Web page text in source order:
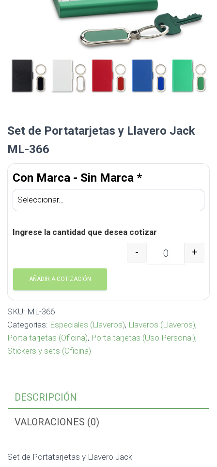
Set de Portatarjetas y Llavero Jack
ML-366
Con Marca - Sin Marca *
Ingrese la cantidad que desea cotizar
Set de Portatarjetas y
- +
AÑADIR A COTIZACIÓN
SKU: ML-366
Categorías: Especiales (Llaveros), Llaveros (Llaveros),
Porta tarjetas (Oficina), Porta tarjetas (Uso Personal),
Stickers y sets (Oficina)
DESCRIPCIÓN
VALORACIONES (0)
Set de Portatarjetas y Llavero Jack